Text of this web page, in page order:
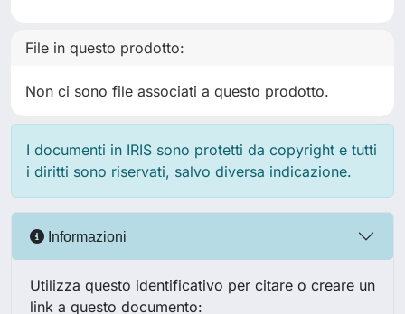
File in questo prodotto:
Non ci sono file associati a questo prodotto.
I documenti in IRIS sono protetti da copyright e tutti
i diritti sono riservati, salvo diversa indicazione.
Informazioni
Utilizza questo identificativo per citare o creare un
link a questo documento: